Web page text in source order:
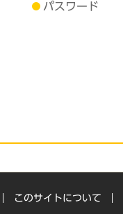
パスワード
このサイトについて